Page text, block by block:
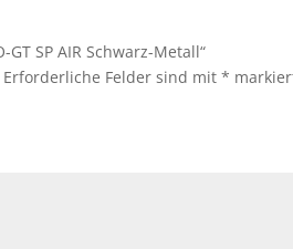
SP AIR Schwarz-Metall“
Erforderliche Felder sind mit*